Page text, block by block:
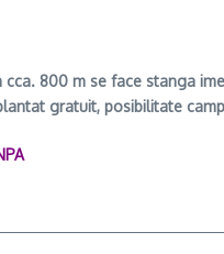
800 m se face stanga
gratuit, posibilitate